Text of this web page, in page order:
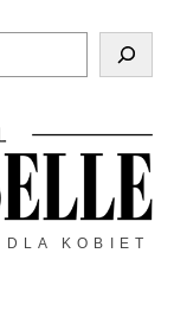
KOBIET